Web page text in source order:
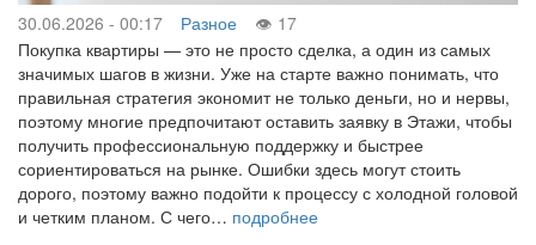
30.06.2026 - 00:17 Разное
17
Покупка квартиры — это не просто сделка, а один из самых
значимых шагов в жизни. Уже на старте важно понимать, что
правильная стратегия экономит не только деньги, но и нервы,
поэтому многие предпочитают оставить заявку в Этажи, чтобы
получить профессиональную поддержку и быстрее
сориентироваться на рынке. Ошибки здесь могут стоить
дорого, поэтому важно подойти к процессу с холодной головой
и четким планом. С чего… подробнее